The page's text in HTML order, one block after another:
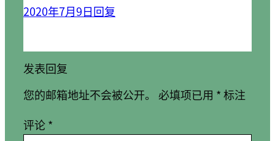
2020年7月9日回复
发表回复
您的邮箱地址不会被公开。
必填项已用 *标注
评论*